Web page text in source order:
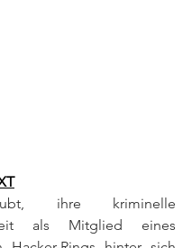
ihre kriminelle
als Mitglied eines